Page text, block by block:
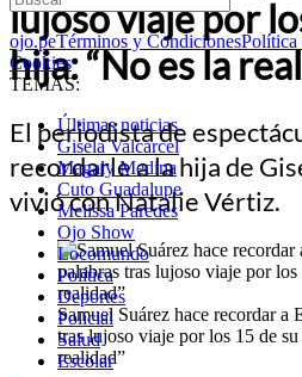
ojo.peTérminos y CondicionesPolítica
Cookies
TEMAS:
Últimas noticias
Gisela Valcarcel
Magaly Medina
Cuto Guadalupe
Melissa Paredes
Ojo Show
Locomundo
Política
Deportes
Policial
Salud
Escolar
lujoso viaje por
hija: “No es la
El periodista de
recordarle a la hija de
vivió con Natalie Vértiz.
Samuel Suárez hace recordar a
tras lujoso viaje por los 15 de
realidad”